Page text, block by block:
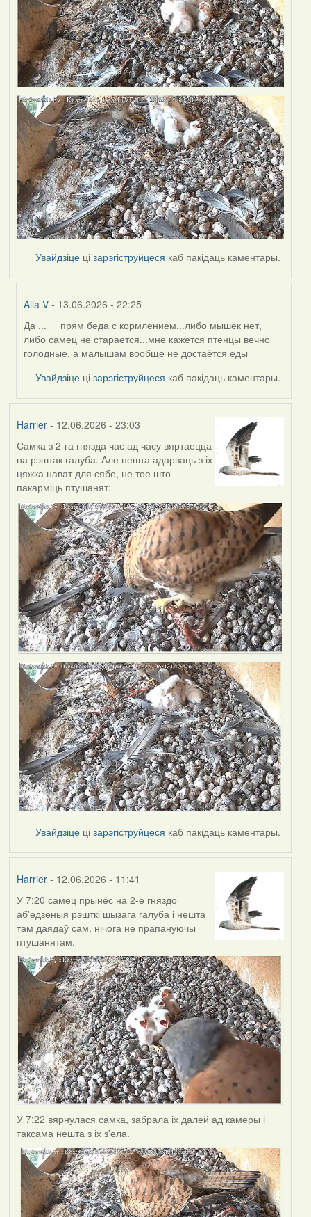
Увайдзіце цізарэгіструйцеся каб пакідаць каментары.
Alla V - 13.06.2026 - 22:25
In
reply
to
Да ... прям беда с кормлением...либо мышек нет,
либо самец не старается...мне кажется птенцы вечно
голодные, а малышам вообще не достаётся еды
Увайдзіце цізарэгіструйцеся каб пакідаць каментары.
Harrier- 12.06.2026 - 23:03
Самка з 2-га гнязда час ад часу вяртаецца
на рэштак галуба. Але нешта адарваць з іх
цяжка нават для сябе, не тое што
пакарміць птушанят:
Увайдзіце цізарэгіструйцеся каб пакідаць каментары.
Harrier- 12.06.2026 - 11:41
У 7:20 самец прынёс на 2-е гняздо
аб'едзеныя рэшткі шызага галуба і нешта
там даядаў сам, нічога не прапануючы
птушанятам.
У 7:22 вярнулася самка, забрала іх далей ад камеры і
таксама нешта з іх з'ела.